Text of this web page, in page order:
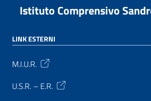
Istituto Comprensivo
LINK ESTERNI
M.I.U.R.
U.S.R. – E.R.